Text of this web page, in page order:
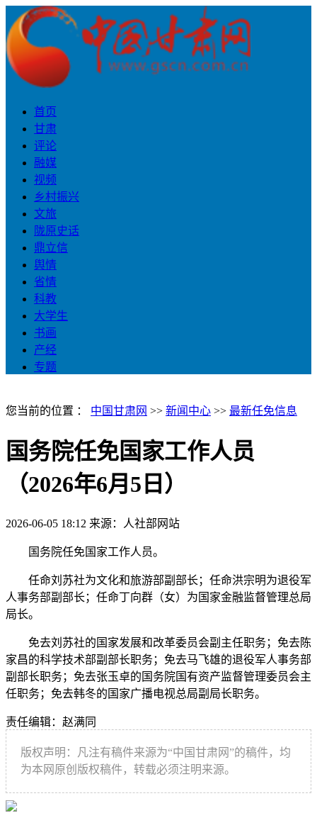
首页
甘肃
评论
融媒
视频
乡村振兴
文旅
陇原史话
鼎立信
舆情
省情
科教
大学生
书画
产经
专题
您当前的位置 ： 中国甘肃网 >> 新闻中心 >> 最新任免信息
国务院任免国家工作人员
（2026年6月5日）
2026-06-05 18:12 来源：人社部网站
国务院任免国家工作人员。
任命刘苏社为文化和旅游部副部长；任命洪宗明为退役军
人事务部副部长；任命丁向群（女）为国家金融监督管理总局
局长。
免去刘苏社的国家发展和改革委员会副主任职务；免去陈
家昌的科学技术部副部长职务；免去马飞雄的退役军人事务部
副部长职务；免去张玉卓的国务院国有资产监督管理委员会主
任职务；免去韩冬的国家广播电视总局副局长职务。
责任编辑：赵满同
版权声明：凡注有稿件来源为“中国甘肃网”的稿件，均
为本网原创版权稿件，转载必须注明来源。